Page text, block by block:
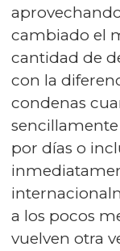
cambiado el
cantidad de
con la
condenas
por días o
a los pocos
vuelven otra